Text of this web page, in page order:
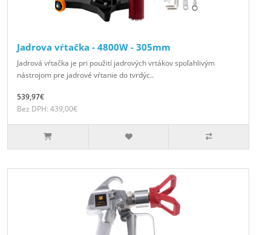
Jadrova vŕtačka - 4800W - 305mm
Jadrová vŕtačka je pri použití jadrových vrtákov spoľahlivým
nástrojom pre jadrové vŕtanie do tvrdýc..
539,97€
Bez DPH: 439,00€